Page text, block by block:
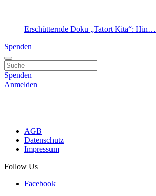
Erschütternde Doku „Tatort Kita“: Hin…
Spenden
Spenden
Anmelden
AGB
Datenschutz
Impressum
Follow Us
Facebook